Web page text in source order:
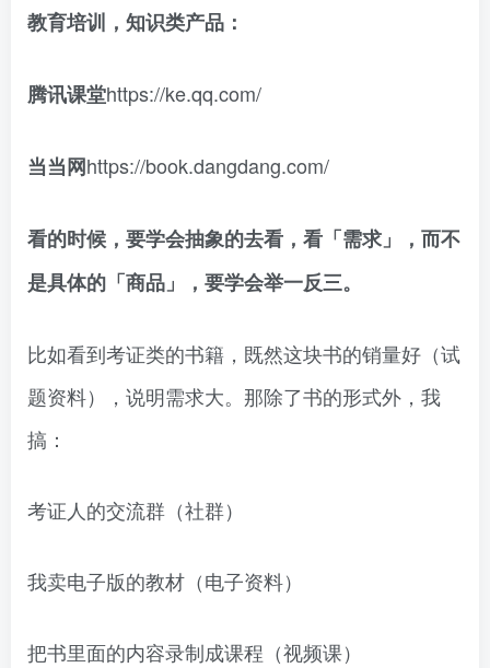
教育培训，知识类产品：
腾讯课堂https://ke.qq.com/
当当网https://book.dangdang.com/
看的时候，要学会抽象的去看，看「需求」，而不
是具体的「商品」，要学会举一反三。
比如看到考证类的书籍，既然这块书的销量好（试
题资料），说明需求大。那除了书的形式外，我
搞：
考证人的交流群（社群）
我卖电子版的教材（电子资料）
把书里面的内容录制成课程（视频课）